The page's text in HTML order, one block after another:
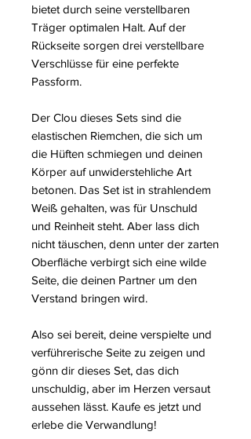
bietet durch seine verstellbaren
Träger optimalen Halt. Auf der
Rückseite sorgen drei verstellbare
Verschlüsse für eine perfekte
Passform.
Der Clou dieses Sets sind die
elastischen Riemchen, die sich um
die Hüften schmiegen und deinen
Körper auf unwiderstehliche Art
betonen. Das Set ist in strahlendem
Weiß gehalten, was für Unschuld
und Reinheit steht. Aber lass dich
nicht täuschen, denn unter der zarten
Oberfläche verbirgt sich eine wilde
Seite, die deinen Partner um den
Verstand bringen wird.
Also sei bereit, deine verspielte und
verführerische Seite zu zeigen und
gönn dir dieses Set, das dich
unschuldig, aber im Herzen versaut
aussehen lässt. Kaufe es jetzt und
erlebe die Verwandlung!